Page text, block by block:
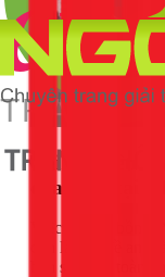
Tại sao nên
của 1Fix tại
Việc lắp đặt bồn
còn là vấn đề an
bạn sẽ hoàn toàn